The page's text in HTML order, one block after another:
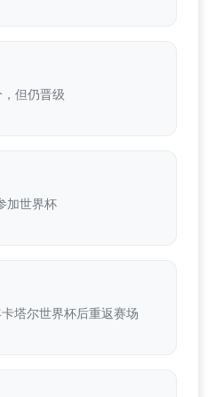
但仍晋级
加世界杯
塔尔世界杯后重返赛场